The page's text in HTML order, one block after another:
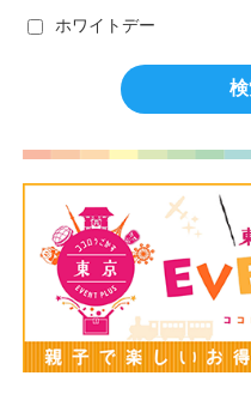
ホワイトデー